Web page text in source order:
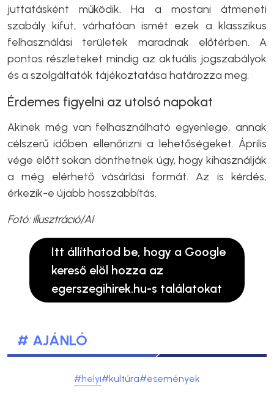
juttatásként működik. Ha a mostani átmeneti
szabály kifut, várhatóan ismét ezek a klasszikus
felhasználási területek maradnak előtérben. A
pontos részleteket mindig az aktuális jogszabályok
és a szolgáltatók tájékoztatása határozza meg.
Érdemes figyelni az utolsó napokat
Akinek még van felhasználható egyenlege, annak
célszerű időben ellenőrizni a lehetőségeket. Április
vége előtt sokan dönthetnek úgy, hogy kihasználják
a még elérhető vásárlási formát. Az is kérdés,
érkezik-e újabb hosszabbítás.
Fotó: illusztráció/AI
Itt állíthatod be, hogy a Google
kereső elöl hozza az
egerszegihirek.hu-s találatokat
# AJÁNLÓ
#helyi#kultúra#események